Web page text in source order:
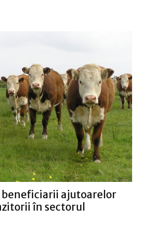
ajutoarelor
în sectorul